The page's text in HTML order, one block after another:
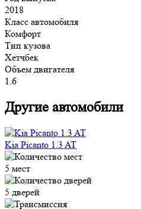
2018
Класс автомобиля
Комфорт
Тип кузова
Хетчбек
Объем двигателя
1.6
Другие автомобили
Kia Picanto 1.3 AT
5 мест
5 дверей